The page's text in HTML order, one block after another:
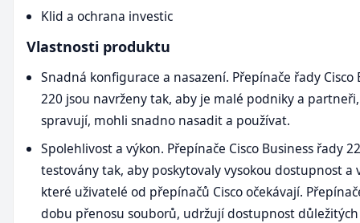
Klid a ochrana investic
Vlastnosti produktu
Snadná konfigurace a nasazení. Přepínače řady Cisco
220 jsou navrženy tak, aby je malé podniky a
spravují, mohli snadno nasadit a používat.
Spolehlivost a výkon. Přepínače Cisco Business řady
testovány tak, aby poskytovaly vysokou dostupnost a
které uživatelé od přepínačů Cisco očekávají.
dobu přenosu souborů, udržují dostupnost důležitých